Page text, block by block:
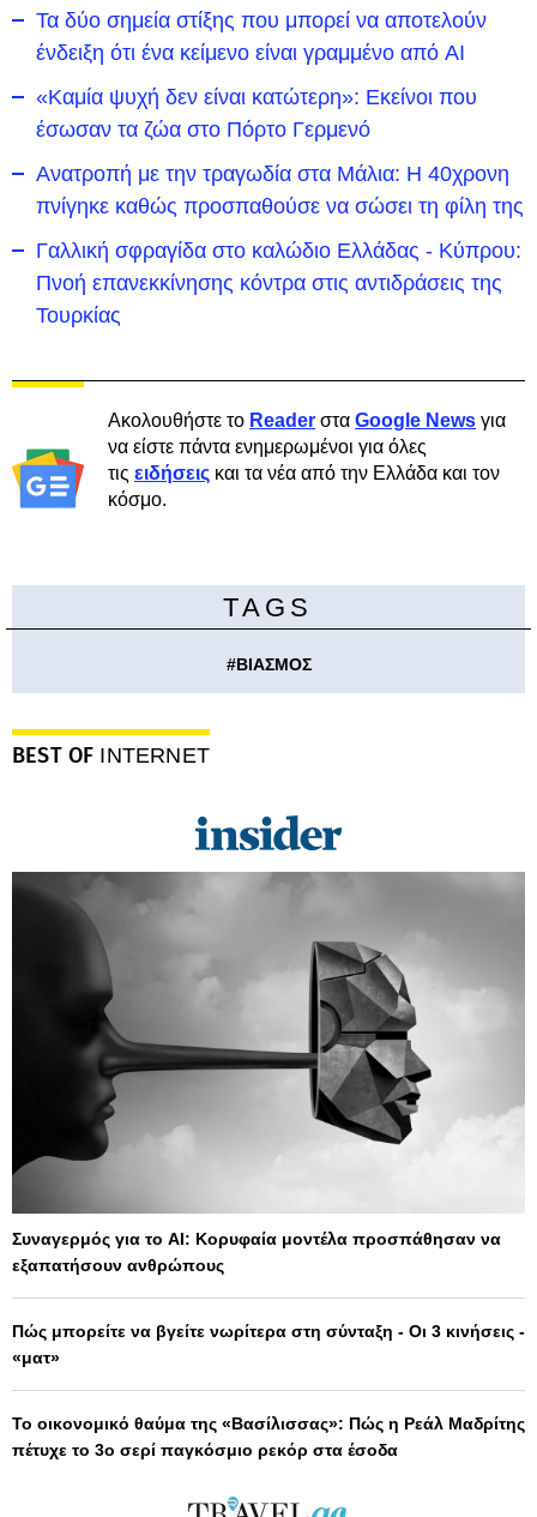
Τα δύο σημεία στίξης που μπορεί να αποτελούν
ένδειξη ότι ένα κείμενο είναι γραμμένο από AI
«Καμία ψυχή δεν είναι κατώτερη»: Εκείνοι που
έσωσαν τα ζώα στο Πόρτο Γερμενό
Ανατροπή με την τραγωδία στα Μάλια: Η 40χρονη
πνίγηκε καθώς προσπαθούσε να σώσει τη φίλη της
Γαλλική σφραγίδα στο καλώδιο Ελλάδας - Κύπρου:
Πνοή επανεκκίνησης κόντρα στις αντιδράσεις της
Τουρκίας
Ακολουθήστε το Reader στα Google News για
να είστε πάντα ενημερωμένοι για όλες
τις ειδήσεις και τα νέα από την Ελλάδα και τον
κόσμο.
TAGS
#ΒΙΑΣΜΟΣ
BEST OF INTERNET
Συναγερμός για το AI: Κορυφαία μοντέλα προσπάθησαν να
εξαπατήσουν ανθρώπους
Πώς μπορείτε να βγείτε νωρίτερα στη σύνταξη - Οι 3 κινήσεις -
«ματ»
Το οικονομικό θαύμα της «Βασίλισσας»: Πώς η Ρεάλ Μαδρίτης
πέτυχε το 3ο σερί παγκόσμιο ρεκόρ στα έσοδα